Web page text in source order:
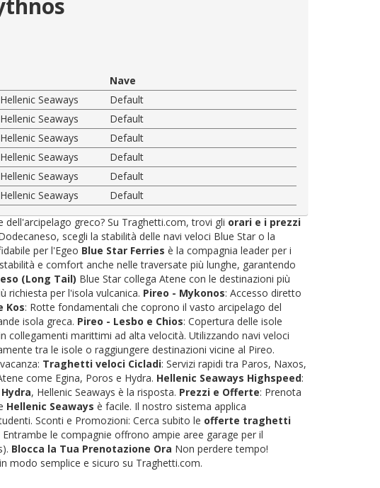
Nave
Seaways
Default
Seaways
Default
Seaways
Default
Seaways
Default
Seaways
Default
Seaways
Default
dell'arcipelago greco? Su Traghetti.com, trovi gli orari e i prezzi
scegli la stabilità delle navi veloci Blue Star o la
per l'Egeo Blue Star Ferries è la compagnia leader per i
e comfort anche nelle traversate più lunghe, garantendo
(Long Tail) Blue Star collega Atene con le destinazioni più
richiesta per l'isola vulcanica. Pireo - Mykonos: Accesso diretto
Kos: Rotte fondamentali che coprono il vasto arcipelago del
isola greca. Pireo - Lesbo e Chios: Copertura delle isole
collegamenti marittimi ad alta velocità. Utilizzando navi veloci
tra le isole o raggiungere destinazioni vicine al Pireo.
Traghetti veloci Cicladi: Servizi rapidi tra Paros, Naxos,
come Egina, Poros e Hydra. Hellenic Seaways Highspeed:
, Hellenic Seaways è la risposta. Prezzi e Offerte: Prenota
Hellenic Seaways è facile. Il nostro sistema applica
Sconti e Promozioni: Cerca subito le offerte traghetti
le compagnie offrono ampie aree garage per il
Blocca la Tua Prenotazione Ora Non perdere tempo!
modo semplice e sicuro su Traghetti.com.